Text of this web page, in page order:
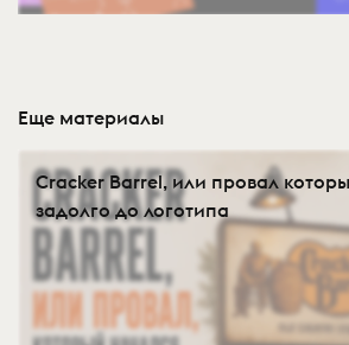
Еще материалы
Cracker Barrel, или провал
задолго до логотипа